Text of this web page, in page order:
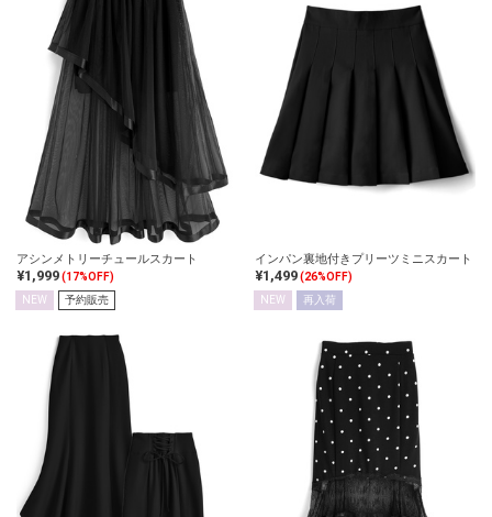
アシンメトリーチュールスカート
¥1,999(17%OFF)
NEW
予約販売
インパン裏地付きプリーツミニスカート
¥1,499(26%OFF)
NEW
再入荷